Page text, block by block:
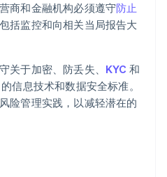
商和金融机构必须遵守防止
括监控和向相关当局报告大
关于加密、防丢失、 KYC 和
的信息技术和数据安全标准。
险管理实践，以减轻潜在的